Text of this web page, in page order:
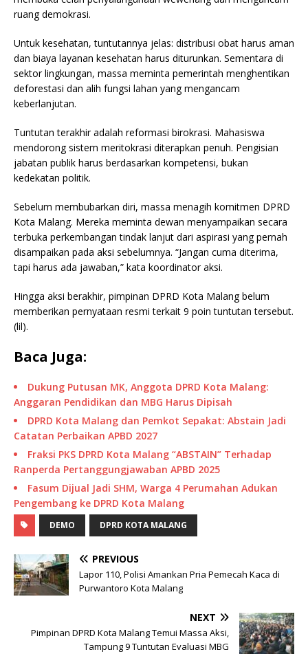
ruang demokrasi.
Untuk kesehatan, tuntutannya jelas: distribusi obat harus aman
dan biaya layanan kesehatan harus diturunkan. Sementara di
sektor lingkungan, massa meminta pemerintah menghentikan
deforestasi dan alih fungsi lahan yang mengancam
keberlanjutan.
Tuntutan terakhir adalah reformasi birokrasi. Mahasiswa
mendorong sistem meritokrasi diterapkan penuh. Pengisian
jabatan publik harus berdasarkan kompetensi, bukan
kedekatan politik.
Sebelum membubarkan diri, massa menagih komitmen DPRD
Kota Malang. Mereka meminta dewan menyampaikan secara
terbuka perkembangan tindak lanjut dari aspirasi yang pernah
disampaikan pada aksi sebelumnya. “Jangan cuma diterima,
tapi harus ada jawaban,” kata koordinator aksi.
Hingga aksi berakhir, pimpinan DPRD Kota Malang belum
memberikan pernyataan resmi terkait 9 poin tuntutan tersebut.
(lil).
Baca Juga:
Dukung Putusan MK, Anggota DPRD Kota Malang:
Anggaran Pendidikan dan MBG Harus Dipisah
DPRD Kota Malang dan Pemkot Sepakat: Abstain Jadi
Catatan Perbaikan APBD 2027
Fraksi PKS DPRD Kota Malang “ABSTAIN” Terhadap
Ranperda Pertanggungjawaban APBD 2025
Fasum Dijual Jadi SHM, Warga 4 Perumahan Adukan
Pengembang ke DPRD Kota Malang
DEMO DPRD KOTA MALANG
PREVIOUS
Lapor 110, Polisi Amankan Pria Pemecah Kaca di
Purwantoro Kota Malang
NEXT
Pimpinan DPRD Kota Malang Temui Massa Aksi,
Tampung 9 Tuntutan Evaluasi MBG